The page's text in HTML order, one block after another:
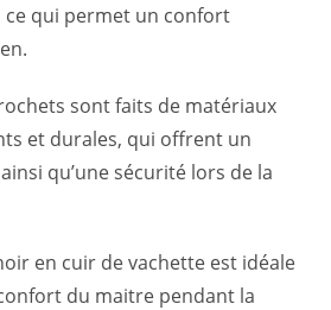
ce qui permet un confort
sont faits de matériaux
et durales, qui offrent un
qu’une sécurité lors de la
en cuir de vachette est idéale
du maitre pendant la